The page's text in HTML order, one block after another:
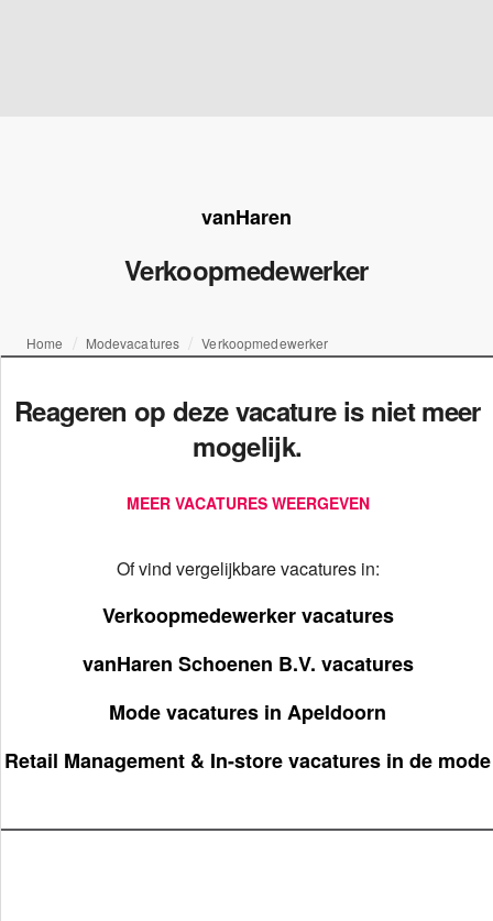
vanHaren
Verkoopmedewerker
Home Modevacatures Verkoopmedewerker
Reageren op deze vacature is niet meer
mogelijk.
MEER VACATURES WEERGEVEN
Of vind vergelijkbare vacatures in:
Verkoopmedewerker vacatures
vanHaren Schoenen B.V. vacatures
Mode vacatures in Apeldoorn
Retail Management & In-store vacatures in de mode